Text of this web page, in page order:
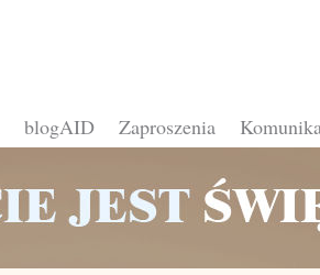
blogAID Zaproszenia